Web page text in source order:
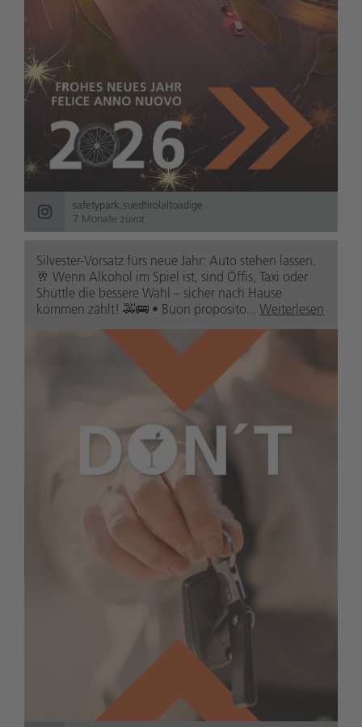
safetypark.suedtirolaltoadige
7 Monate zuvor
Silvester-Vorsatz fürs neue Jahr: Auto stehen lassen.
🥂 Wenn Alkohol im Spiel ist, sind Öffis, Taxi oder
Shuttle die bessere Wahl – sicher nach Hause
kommen zählt! 🚕🚌 • Buon proposito... Weiterlesen